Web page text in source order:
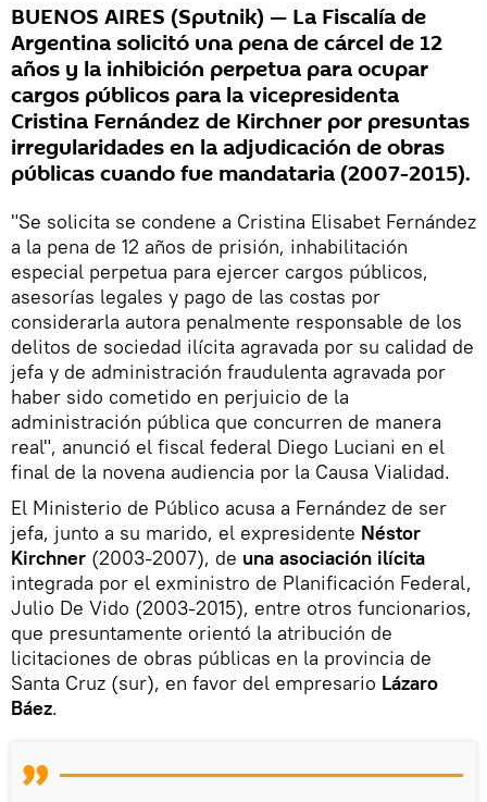
BUENOS AIRES (Sputnik) — La Fiscalía de
Argentina solicitó una pena de cárcel de 12
años y la inhibición perpetua para ocupar
cargos públicos para la vicepresidenta
Cristina Fernández de Kirchner por presuntas
irregularidades en la adjudicación de obras
públicas cuando fue mandataria (2007-2015).
"Se solicita se condene a Cristina Elisabet Fernández
a la pena de 12 años de prisión, inhabilitación
especial perpetua para ejercer cargos públicos,
asesorías legales y pago de las costas por
considerarla autora penalmente responsable de los
delitos de sociedad ilícita agravada por su calidad de
jefa y de administración fraudulenta agravada por
haber sido cometido en perjuicio de la
administración pública que concurren de manera
real", anunció el fiscal federal Diego Luciani en el
final de la novena audiencia por la Causa Vialidad.
El Ministerio de Público acusa a Fernández de ser
jefa, junto a su marido, el expresidente Néstor
Kirchner (2003-2007), de una asociación ilícita
integrada por el exministro de Planificación Federal,
Julio De Vido (2003-2015), entre otros funcionarios,
que presuntamente orientó la atribución de
licitaciones de obras públicas en la provincia de
Santa Cruz (sur), en favor del empresario Lázaro
Báez.